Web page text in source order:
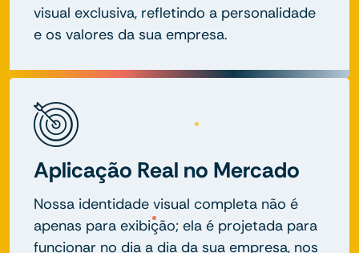
visual exclusiva, refletindo a personalidade
e os valores da sua empresa.
Aplicação Real no Mercado
Nossa identidade visual completa não é
apenas para exibição; ela é projetada para
funcionar no dia a dia da sua empresa, nos